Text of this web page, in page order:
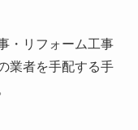
・リフォーム工事
業者を手配する手